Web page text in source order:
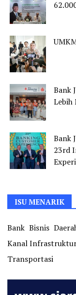
Bank
Lebih
Bank
23rd
ISU MENARIK
Bank Bisnis
Kanal
Transportasi